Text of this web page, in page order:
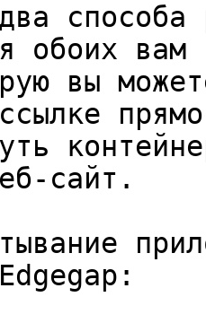
способа
обоих вам
вы
сайт.